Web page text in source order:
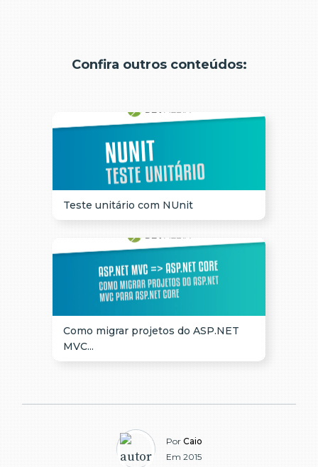
Confira outros conteúdos:
Teste unitário com NUnit
Como migrar projetos do ASP.NET
MVC...
Por Caio
Em 2015